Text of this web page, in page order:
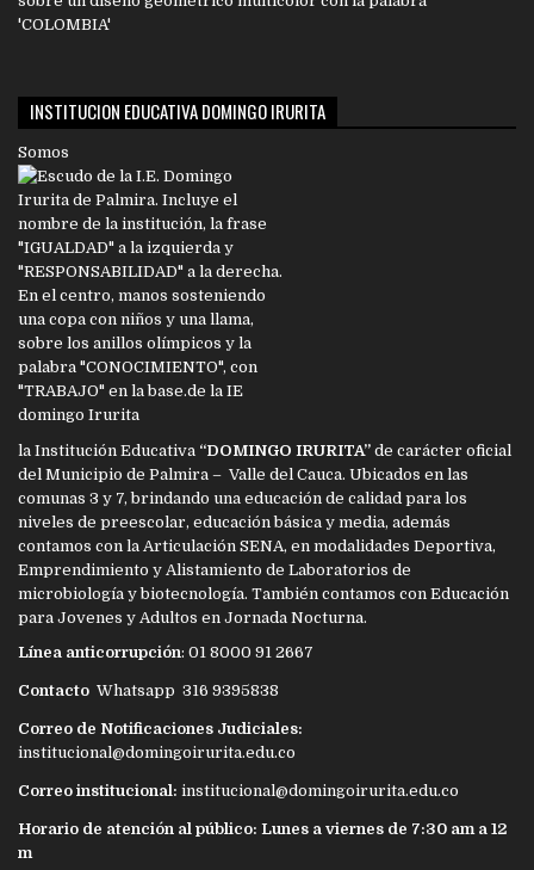
INSTITUCION EDUCATIVA DOMINGO IRURITA
Somos
la Institución Educativa “DOMINGO IRURITA” de carácter oficial
del Municipio de Palmira – Valle del Cauca. Ubicados en las
comunas 3 y 7, brindando una educación de calidad para los
niveles de preescolar, educación básica y media, además
contamos con la Articulación SENA, en modalidades Deportiva,
Emprendimiento y Alistamiento de Laboratorios de
microbiología y biotecnología. También contamos con Educación
para Jovenes y Adultos en Jornada Nocturna.
Línea anticorrupción: 01 8000 91 2667
Contacto Whatsapp 316 9395838
Correo de Notificaciones Judiciales:
institucional@domingoirurita.edu.co
Correo institucional: institucional@domingoirurita.edu.co
Horario de atención al público: Lunes a viernes de 7:30 am a 12
m